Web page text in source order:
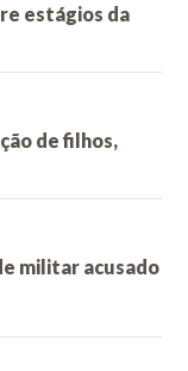
estágios da
de filhos,
militar acusado